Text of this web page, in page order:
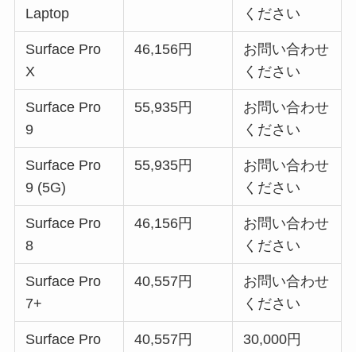
Laptop
ください
Surface Pro
X
46,156円
お問い合わせ
ください
Surface Pro
9
55,935円
お問い合わせ
ください
Surface Pro
9 (5G)
55,935円
お問い合わせ
ください
Surface Pro
8
46,156円
お問い合わせ
ください
Surface Pro
7+
40,557円
お問い合わせ
ください
Surface Pro
40,557円 30,000円